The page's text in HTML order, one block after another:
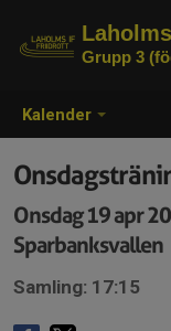
Kalender
Grupp 3
Onsdag 19 apr
Sparbanksvallen
Samling: 17:15